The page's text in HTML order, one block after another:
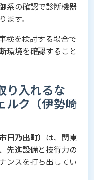
系の確認で診断機器
す。
検を検討する場合で
環境を確認すること
り入れるな
ルク（伊勢崎
日乃出町） は、関東
先進設備と技術力の
ンスを打ち出してい